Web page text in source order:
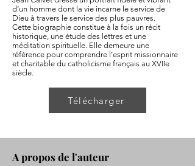
d’un homme dont la vie incarne le service de
Dieu à travers le service des plus pauvres.
Cette biographie constitue à la fois un récit
historique, une étude des lettres et une
méditation spirituelle. Elle demeure une
référence pour comprendre l’esprit missionnaire
et charitable du catholicisme français au XVIIe
siècle.
Télécharger
A propos de l'auteur